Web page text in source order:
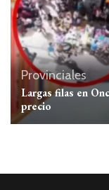
Provinciales
Largas filas en
precio